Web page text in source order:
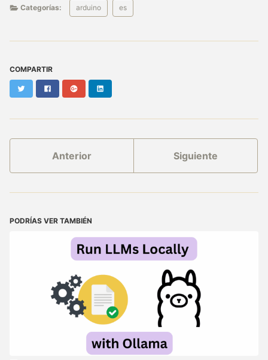
Categorías: arduino es
COMPARTIR
Twitter FacebookGoogle+
Anterior Siguiente
PODRÍAS VER TAMBIÉN